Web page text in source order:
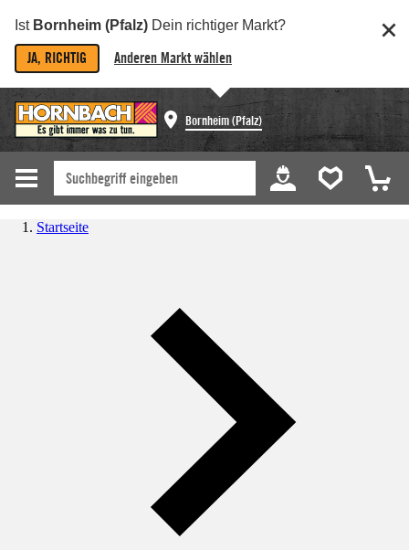
Ist Bornheim (Pfalz) Dein richtiger Markt?
JA, RICHTIG Anderen Markt wählen
Bornheim (Pfalz)
Startseite